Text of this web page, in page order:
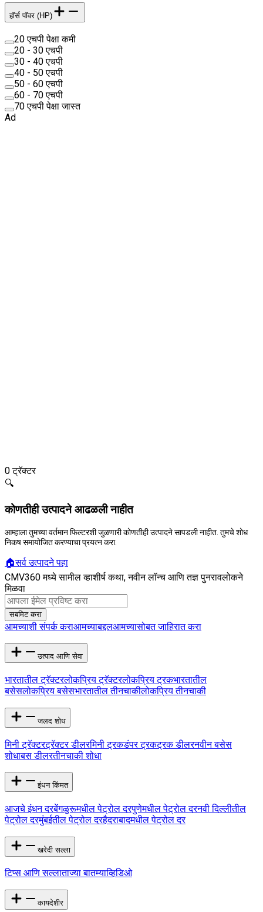
हॉर्स पॉवर (HP)
20 एचपी पेक्षा कमी
20 - 30 एचपी
30 - 40 एचपी
40 - 50 एचपी
50 - 60 एचपी
60 - 70 एचपी
70 एचपी पेक्षा जास्त
Ad
0 ट्रॅक्टर
🔍
कोणतीही उत्पादने आढळली नाहीत
आम्हाला तुमच्या वर्तमान फिल्टरशी जुळणारी कोणतीही उत्पादने सापडली नाहीत. तुमचे शोध
निकष समायोजित करण्याचा प्रयत्न करा.
🏠सर्व उत्पादने पहा
CMV360 मध्ये सामील व्हाशीर्ष कथा, नवीन लॉन्च आणि तज्ञ पुनरावलोकने
मिळवा
सबमिट करा
आमच्याशी संपर्क कराआमच्याबद्दलआमच्यासोबत जाहिरात करा
उत्पाद आणि सेवा
भारतातील ट्रॅक्टरलोकप्रिय ट्रॅक्टरलोकप्रिय ट्रकभारतातील
बसेसलोकप्रिय बसेसभारतातील तीनचाकीलोकप्रिय तीनचाकी
जलद शोध
मिनी ट्रॅक्टरट्रॅक्टर डीलरमिनी ट्रकडंपर ट्रकट्रक डीलरनवीन बसेस
शोधाबस डीलरतीनचाकी शोधा
इंधन किंमत
आजचे इंधन दरबेंगळुरूमधील पेट्रोल दरपुणेमधील पेट्रोल दरनवी दिल्लीतील
पेट्रोल दरमुंबईतील पेट्रोल दरहैदराबादमधील पेट्रोल दर
खरेदी सल्ला
टिप्स आणि सल्लाताज्या बातम्याव्हिडिओ
कायदेशीर